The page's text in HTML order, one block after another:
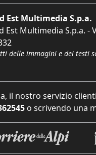
Est Multimedia S.p.a.
Est Multimedia S.p.a. -
delle immagini e dei testi
il nostro servizio
o scrivendo una